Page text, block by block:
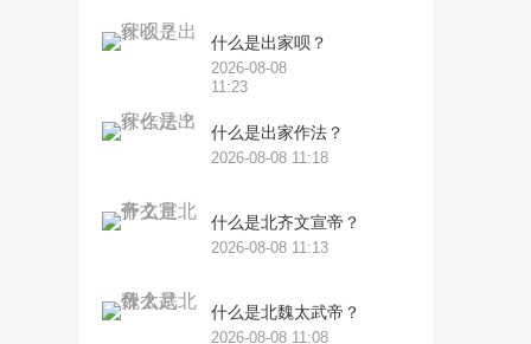
什么是出家呗？
2026-08-08
11:23
什么是出家作法？
2026-08-08 11:18
什么是北齐文宣帝？
2026-08-08 11:13
什么是北魏太武帝？
2026-08-08 11:08